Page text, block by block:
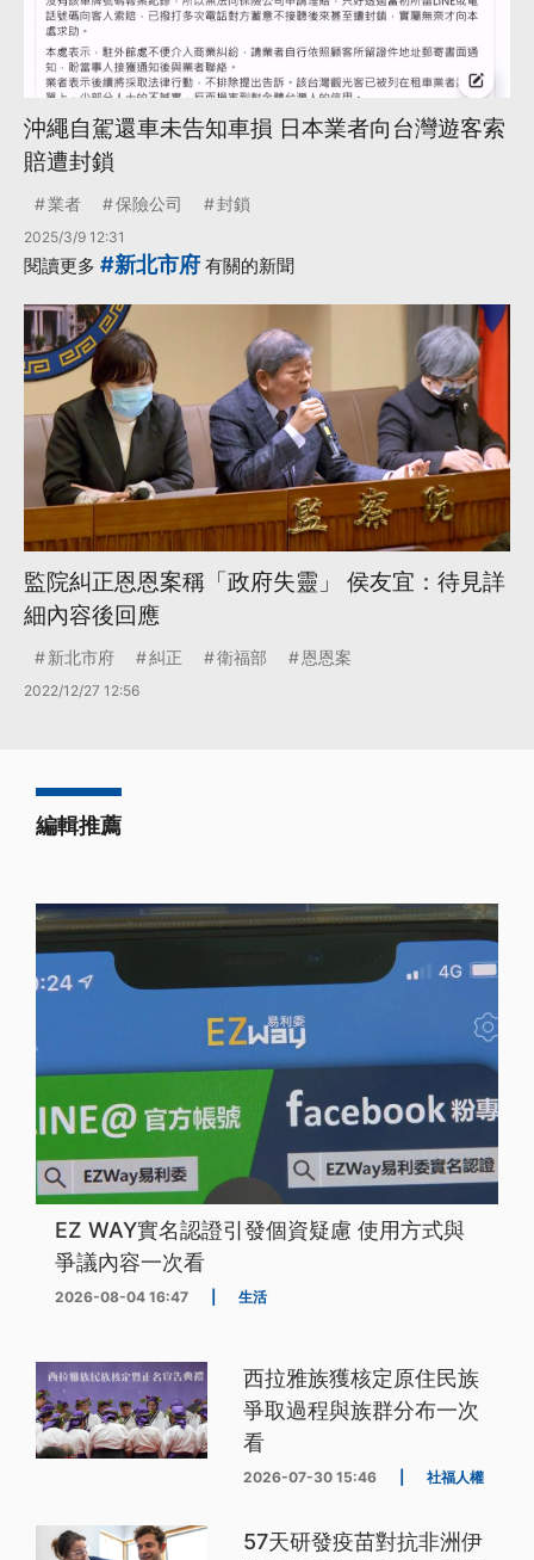
沖繩自駕還車未告知車損 日本業者向台灣遊客索
賠遭封鎖
業者 保險公司 封鎖
2025/3/9 12:31
閱讀更多 #新北市府 有關的新聞
監院糾正恩恩案稱「政府失靈」 侯友宜：待見詳
細內容後回應
新北市府 糾正 衛福部 恩恩案
2022/12/27 12:56
編輯推薦
EZ WAY實名認證引發個資疑慮 使用方式與
爭議內容一次看
2026-08-04 16:47 生活
西拉雅族獲核定原住民族
爭取過程與族群分布一次
看
2026-07-30 15:46 社福人權
57天研發疫苗對抗非洲伊